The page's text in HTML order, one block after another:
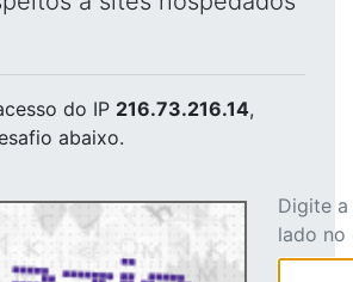
do IP 216.73.216.14,
abaixo.
Digite
lado no